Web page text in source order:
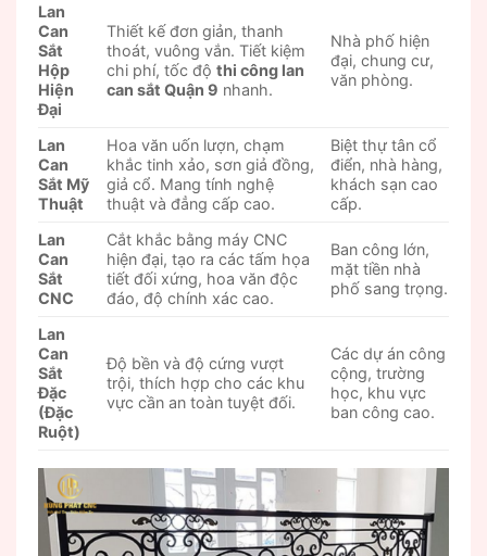
Lan
Can
Sắt
Hộp
Hiện
Đại
Thiết kế đơn giản, thanh
thoát, vuông vắn. Tiết kiệm
chi phí, tốc độthi công lan
can sắt Quận 9 nhanh.
Nhà phố hiện
đại, chung cư,
văn phòng.
Lan
Can
Sắt Mỹ
Thuật
Hoa văn uốn lượn, chạm
khắc tinh xảo, sơn giả đồng,
giả cổ. Mang tính nghệ
thuật và đẳng cấp cao.
Biệt thự tân cổ
điển, nhà hàng,
khách sạn cao
cấp.
Lan
Can
Sắt
CNC
Cắt khắc bằng máy CNC
hiện đại, tạo ra các tấm họa
tiết đối xứng, hoa văn độc
đáo, độ chính xác cao.
Ban công lớn,
mặt tiền nhà
phố sang trọng.
Lan
Can
Sắt
Đặc
(Đặc
Ruột)
Độ bền và độ cứng vượt
trội, thích hợp cho các khu
vực cần an toàn tuyệt đối.
Các dự án công
cộng, trường
học, khu vực
ban công cao.